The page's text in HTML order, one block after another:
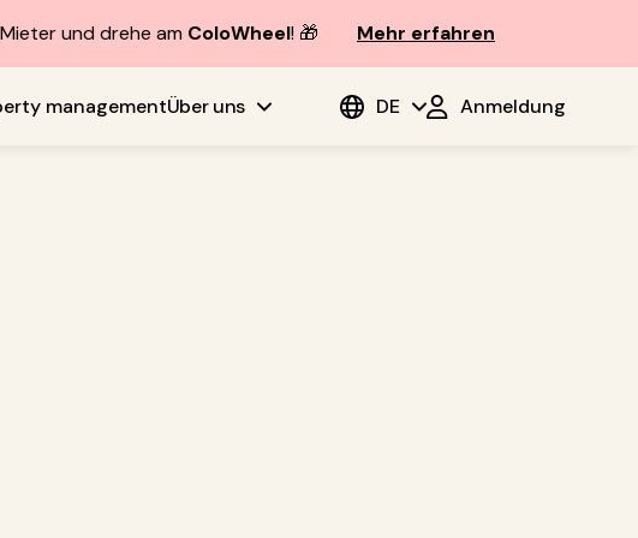
und drehe am ColoWheel! 🎁 Mehr erfahren
managementÜber uns DE Anmeldung